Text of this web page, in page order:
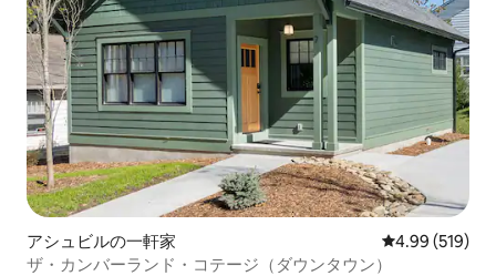
アシュビルの一軒家 レビュー519
4.99 (519)
ザ・カンバーランド・コテージ（ダウンタウン）